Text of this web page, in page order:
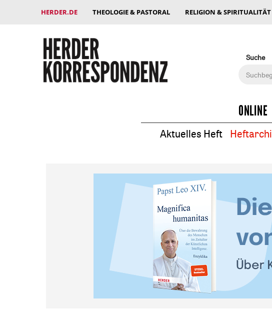
HERDER.DE THEOLOGIE & PASTORAL RELIGION & SPIRITUALITÄT
Suche
ONLINE
Aktuelles Heft